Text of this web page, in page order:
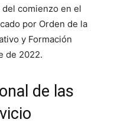
comienzo en el
por Orden de la
y Formación
de 2022.
de las